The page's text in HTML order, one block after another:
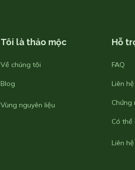
Tôi là thảo mộc
Về chúng tôi
Blog
Vùng nguyên liệu
Hỗ
FAQ
Liên
Chứng
Có thể
Liên